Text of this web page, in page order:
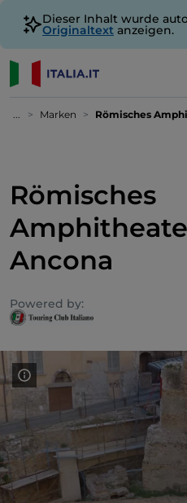
Dieser Inhalt wurde
Originaltext anzeigen.
... Marken Römisches
Römisches
Ancona
Powered by: